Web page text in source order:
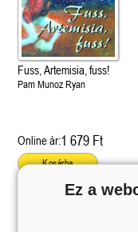
Fuss, Artemisia, fuss!
Pam Munoz Ryan
Online ár:1 679 Ft
Kosárba
Ez a